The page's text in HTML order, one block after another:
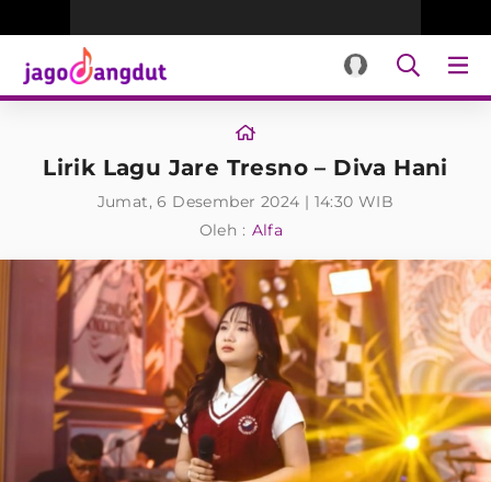
Lirik Lagu Jare Tresno – Diva Hani
Jumat, 6 Desember 2024 | 14:30 WIB
Oleh : Alfa